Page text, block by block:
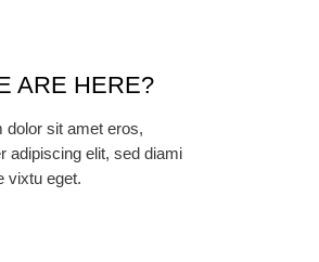
ARE HERE?
dolor sit amet eros,
adipiscing elit, sed diami
vixtu eget.